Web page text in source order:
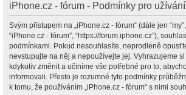
iPhone.cz - fórum - Podmínky pro užívání
Svým přístupem na „iPhone.cz - fórum“ (dále jen “my”,
“iPhone.cz - fórum”, “https://forum.iphone.cz”),
podmínkami. Pokud nesouhlasíte, neprodleně
nevstupujte na něj a nepoužívejte jej. Vyhrazujeme
kdykoliv změnit a učiníme vše potřebné pro to,
informovali. Přesto je rozumné tyto podmínky
k tomu, že používáním „iPhone.cz - fórum“ s nimi